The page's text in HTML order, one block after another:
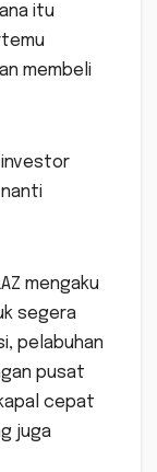
itu
membeli
investor
mengaku
segera
pelabuhan
pusat
cepat
juga